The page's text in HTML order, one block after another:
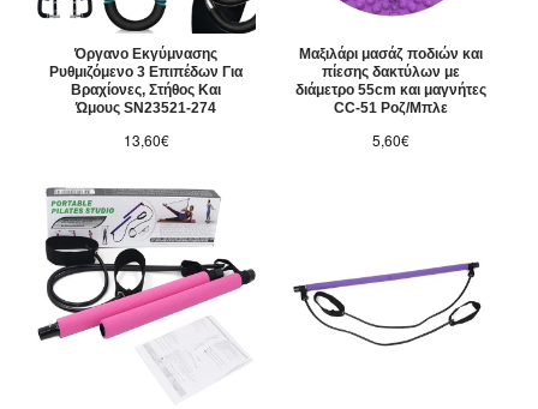
Όργανο Εκγύμνασης
Ρυθμιζόμενο 3 Επιπέδων Για
Βραχίονες, Στήθος Και
Ώμους SN23521-274
13,60€
Μαξιλάρι μασάζ ποδιών και
πίεσης δακτύλων με
διάμετρο 55cm και μαγνήτες
CC-51 Ροζ/Μπλε
5,60€